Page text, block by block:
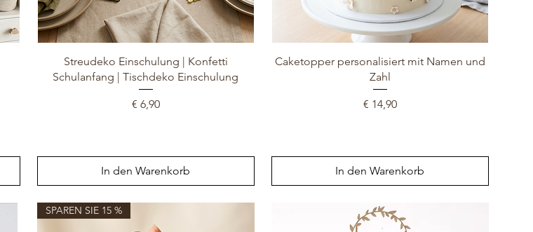
Streudeko Einschulung | Konfetti
Schulanfang | Tischdeko Einschulung
Preis
€ 6,90
In den Warenkorb
Caketopper personalisiert mit Namen und
Zahl
Preis
€ 14,90
In den Warenkorb
SPAREN SIE 15 %